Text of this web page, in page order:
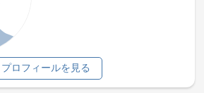
プロフィールを見る